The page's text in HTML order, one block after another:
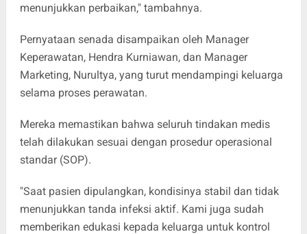
menunjukkan perbaikan," tambahnya.
Pernyataan senada disampaikan oleh Manager
Keperawatan, Hendra Kurniawan, dan Manager
Marketing, Nurultya, yang turut mendampingi keluarga
selama proses perawatan.
Mereka memastikan bahwa seluruh tindakan medis
telah dilakukan sesuai dengan prosedur operasional
standar (SOP).
"Saat pasien dipulangkan, kondisinya stabil dan tidak
menunjukkan tanda infeksi aktif. Kami juga sudah
memberikan edukasi kepada keluarga untuk kontrol